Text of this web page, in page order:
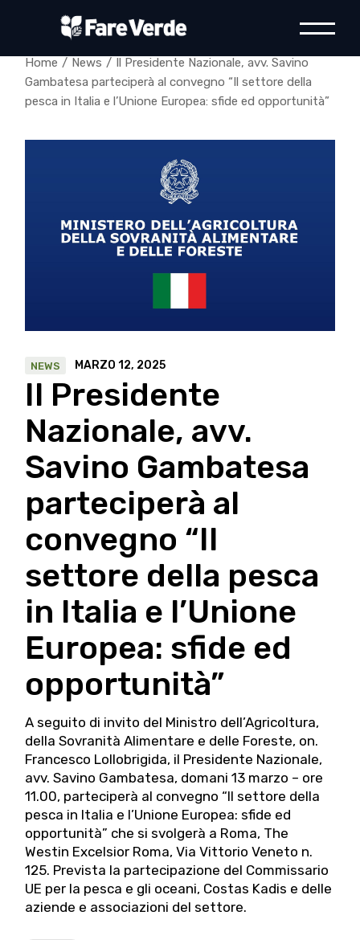
Home News
Il Presidente Nazionale, avv. Savino
Gambatesa parteciperà al convegno “Il settore della
pesca in Italia e l’Unione Europea: sfide ed opportunità”
NEWS MARZO 12, 2025
Il Presidente
Nazionale, avv.
Savino Gambatesa
parteciperà al
convegno “Il
settore della pesca
in Italia e l’Unione
Europea: sfide ed
opportunità”
A seguito di invito del Ministro dell’Agricoltura,
della Sovranità Alimentare e delle Foreste, on.
Francesco Lollobrigida, il Presidente Nazionale,
avv. Savino Gambatesa, domani 13 marzo – ore
11.00, parteciperà al convegno “Il settore della
pesca in Italia e l’Unione Europea: sfide ed
opportunità” che si svolgerà a Roma, The
Westin Excelsior Roma, Via Vittorio Veneto n.
125. Prevista la partecipazione del Commissario
UE per la pesca e gli oceani, Costas Kadis e delle
aziende e associazioni del settore.